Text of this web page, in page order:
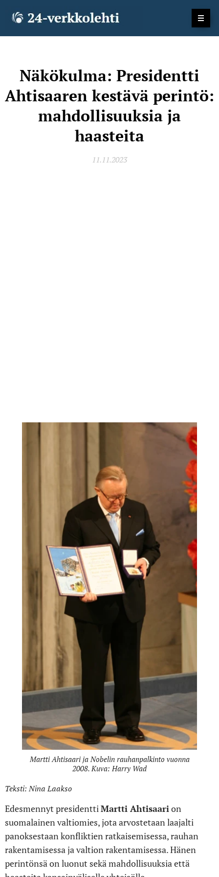
Näkökulma: Presidentti
Ahtisaaren kestävä perintö:
mahdollisuuksia ja
haasteita
11.11.2023
Martti Ahtisaari ja Nobelin rauhanpalkinto vuonna
2008. Kuva: Harry Wad
Teksti: Nina Laakso
Edesmennyt presidenttiMartti Ahtisaarion
suomalainen valtiomies, jota arvostetaan laajalti
panoksestaan ​​konfliktien ratkaisemisessa, rauhan
rakentamisessa ja valtion rakentamisessa. Hänen
perintönsä on luonut sekä mahdollisuuksia että